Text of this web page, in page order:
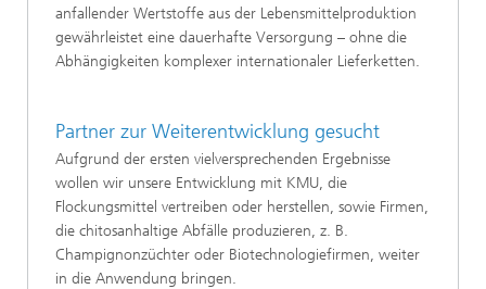
anfallender Wertstoffe aus der Lebensmittelproduktion
gewährleistet eine dauerhafte Versorgung – ohne die
Abhängigkeiten komplexer internationaler Lieferketten.
Partner zur Weiterentwicklung gesucht
Aufgrund der ersten vielversprechenden Ergebnisse
wollen wir unsere Entwicklung mit KMU, die
Flockungsmittel vertreiben oder herstellen, sowie Firmen,
die chitosanhaltige Abfälle produzieren, z. B.
Champignonzüchter oder Biotechnologiefirmen, weiter
in die Anwendung bringen.